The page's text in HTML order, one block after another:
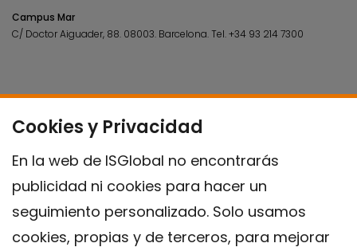
Cookies y Privacidad
En la web de ISGlobal no encontrarás
publicidad ni cookies para hacer un
seguimiento personalizado. Solo usamos
cookies, propias y de terceros, para mejorar
Campus Mar
C/ Doctor Aiguader, 88. 08003. Barcelona.Tel.+34 93 214 7300